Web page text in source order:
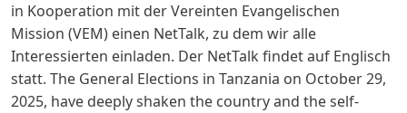
in Kooperation mit der Vereinten Evangelischen
Mission (VEM) einen NetTalk, zu dem wir alle
Interessierten einladen. Der NetTalk findet auf Englisch
statt. The General Elections in Tanzania on October 29,
2025, have deeply shaken the country and the self-